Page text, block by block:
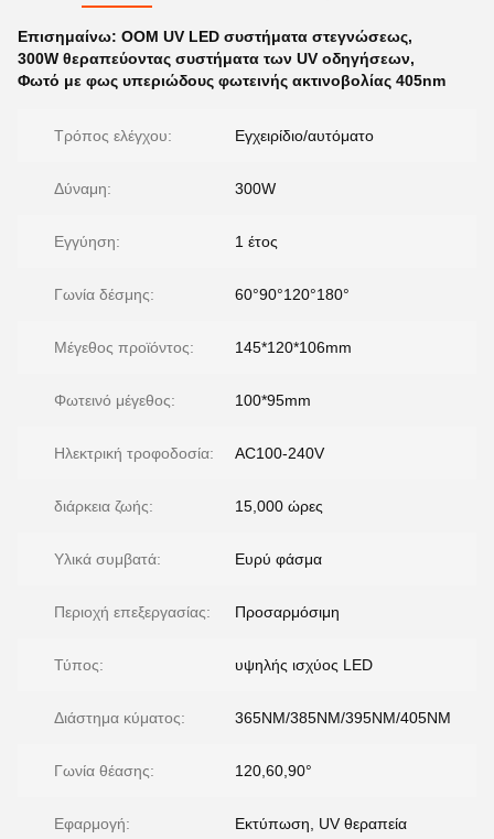
Επισημαίνω: ΟΟΜ UV LED συστήματα στεγνώσεως,
300W θεραπεύοντας συστήματα των UV οδηγήσεων,
Φωτό με φως υπεριώδους φωτεινής ακτινοβολίας 405nm
Τρόπος ελέγχου: Εγχειρίδιο/αυτόματο
Δύναμη: 300W
Εγγύηση: 1 έτος
Γωνία δέσμης: 60°90°120°180°
Μέγεθος προϊόντος: 145*120*106mm
Φωτεινό μέγεθος: 100*95mm
Ηλεκτρική τροφοδοσία: AC100-240V
διάρκεια ζωής: 15,000 ώρες
Υλικά συμβατά: Ευρύ φάσμα
Περιοχή επεξεργασίας: Προσαρμόσιμη
Τύπος: υψηλής ισχύος LED
Διάστημα κύματος: 365NM/385NM/395NM/405NM
Γωνία θέασης: 120,60,90°
Εφαρμογή: Εκτύπωση, UV θεραπεία